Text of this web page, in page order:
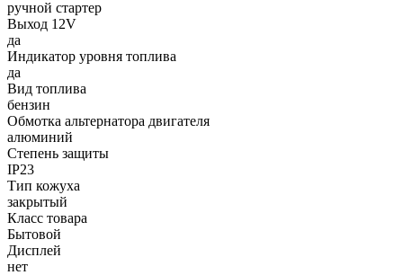
ручной стартер
Выход 12V
да
Индикатор уровня топлива
да
Вид топлива
бензин
Обмотка альтернатора двигателя
алюминий
Степень защиты
IP23
Тип кожуха
закрытый
Класс товара
Бытовой
Дисплей
нет